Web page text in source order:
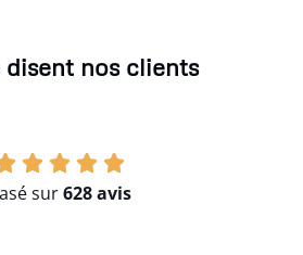
disent nos clients
sur628 avis